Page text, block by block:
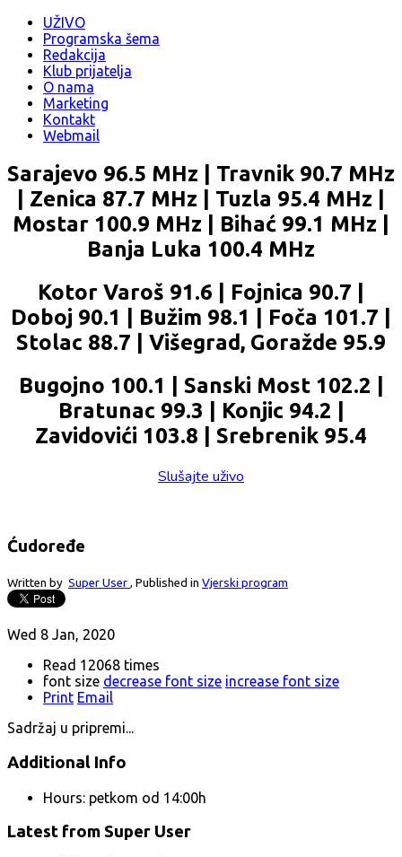
UŽIVO
Programska šema
Redakcija
Klub prijatelja
O nama
Marketing
Kontakt
Webmail
Sarajevo 96.5 MHz | Travnik 90.7 MHz
| Zenica 87.7 MHz | Tuzla 95.4 MHz |
Mostar 100.9 MHz | Bihać 99.1 MHz |
Banja Luka 100.4 MHz
Kotor Varoš 91.6 | Fojnica 90.7 |
Doboj 90.1 | Bužim 98.1 | Foča 101.7 |
Stolac 88.7 | Višegrad, Goražde 95.9
Bugojno 100.1 | Sanski Most 102.2 |
Bratunac 99.3 | Konjic 94.2 |
Zavidovići 103.8 | Srebrenik 95.4
Slušajte uživo
Ćudoređe
Written by Super User , Published in Vjerski program
Wed 8 Jan, 2020
Read 12068 times
font size decrease font size increase font size
Print Email
Sadržaj u pripremi...
Additional Info
Hours: petkom od 14:00h
Latest from Super User